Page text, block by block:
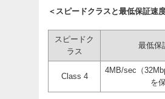
＜スピードクラスと最低保証速
スピードク
ラス
最低保
Class 4
4MB/sec（
を